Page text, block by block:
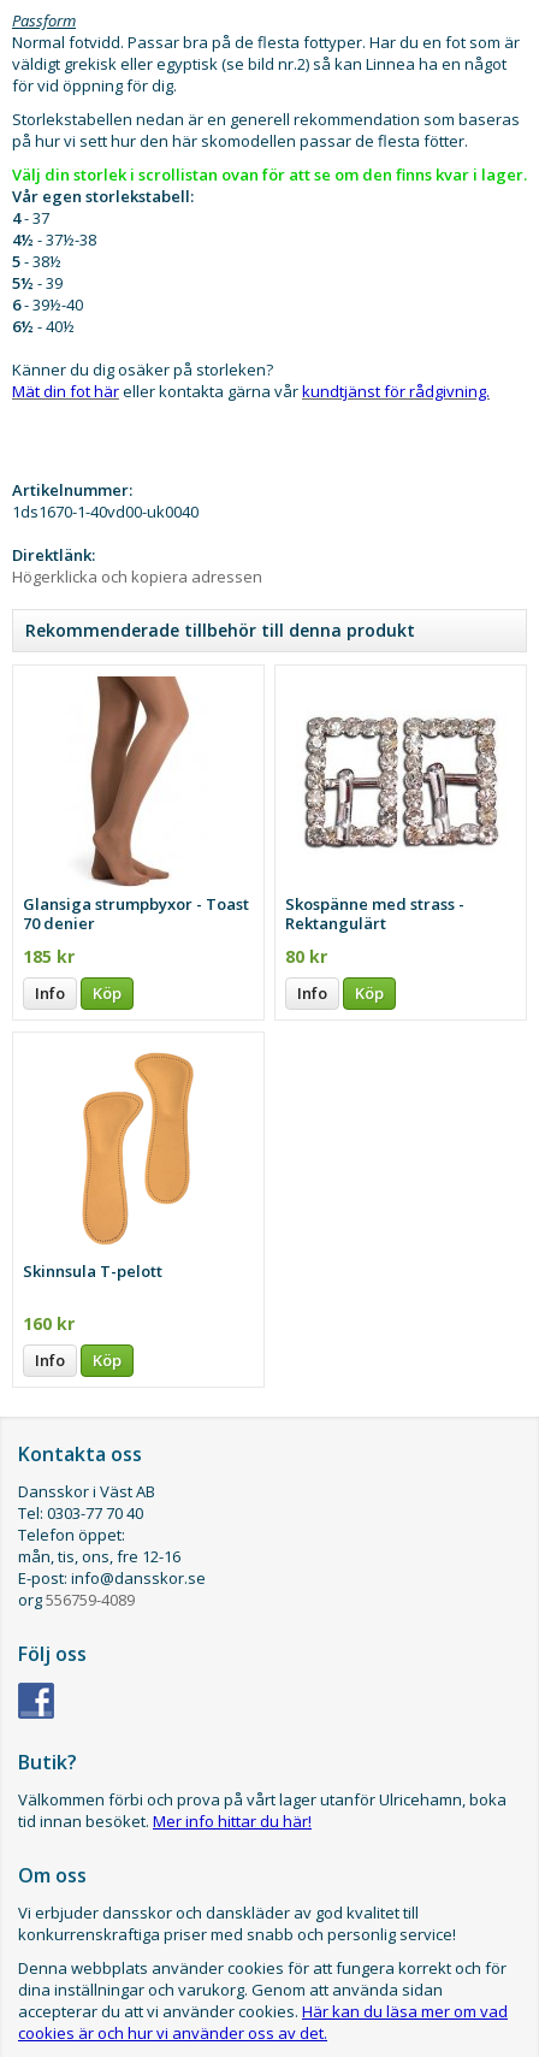
Passform
Normal fotvidd. Passar bra på de flesta fottyper. Har du en fot som är
väldigt grekisk eller egyptisk (se bild nr.2) så kan Linnea ha en något
för vid öppning för dig.
Storlekstabellen nedan är en generell rekommendation som baseras
på hur vi sett hur den här skomodellen passar de flesta fötter.
Välj din storlek i scrollistan ovan för att se om den finns kvar i lager.​
Vår egen storlekstabell:
4- 37
4½ - 37½-38
5- 38½
5½ - 39
6- 39½-40
6½ - 40½
Känner du dig osäker på storleken?
Mät din fot häreller kontakta gärna vårkundtjänst för rådgivning.
Artikelnummer:
1ds1670-1-40vd00-uk0040
Direktlänk:
Högerklicka och kopiera adressen
Rekommenderade tillbehör till denna produkt
Glansiga strumpbyxor - Toast
70 denier
185 kr
Info Köp
Skospänne med strass -
Rektangulärt
80 kr
Info Köp
Skinnsula T-pelott
160 kr
Info Köp
Kontakta oss
Dansskor i Väst AB
Tel: 0303-77 70 40
Telefon öppet:
mån, tis, ons, fre 12-16
E-post: info@dansskor.se
org556759-4089
Följ oss
Butik?
Välkommen förbi och prova på vårt lager utanför Ulricehamn, boka
tid innan besöket. Mer info hittar du här!
Om oss
Vi erbjuder dansskor och danskläder av god kvalitet till
konkurrenskraftiga priser med snabb och personlig service!
Denna webbplats använder cookies för att fungera korrekt och för
dina inställningar och varukorg. Genom att använda sidan
accepterar du att vi använder cookies. Här kan du läsa mer om vad
cookies är och hur vi använder oss av det.